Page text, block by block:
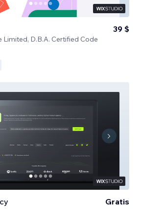
Limited, D.B.A. Certified Code
39 $
Gratis